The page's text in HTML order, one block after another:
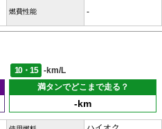
燃費性能 -
10・15
-km/L
満タンでどこまで走る？
-km